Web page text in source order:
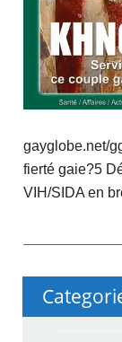
gayglobe.net/
fierté gaie?5
VIH/SIDA en